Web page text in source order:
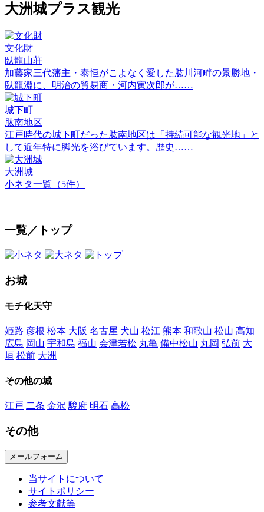
大洲城プラス観光
文化財
臥龍山荘
加藤家三代藩主・泰恒がこよなく愛した肱川河畔の景勝地・
臥龍淵に、明治の貿易商・河内寅次郎が……
城下町
肱南地区
江戸時代の城下町だった肱南地区は「持続可能な観光地」と
して近年特に脚光を浴びています。歴史……
大洲城
小ネタ一覧（5件）
一覧／トップ
お城
モチ化天守
姫路 彦根 松本 大阪 名古屋 犬山 松江 熊本 和歌山 松山 高知
広島 岡山 宇和島 福山 会津若松 丸亀 備中松山 丸岡 弘前 大
垣 松前 大洲
その他の城
江戸 二条 金沢 駿府 明石 高松
その他
メールフォーム
当サイトについて
サイトポリシー
参考文献等